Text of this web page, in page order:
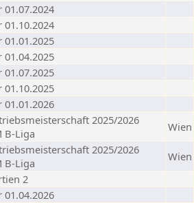
01.07.2024
01.10.2024
01.01.2025
01.04.2025
01.07.2025
01.10.2025
01.01.2026
2025/2026
B-Liga
Wien
2025/2026
B-Liga
Wien
2
01.04.2026